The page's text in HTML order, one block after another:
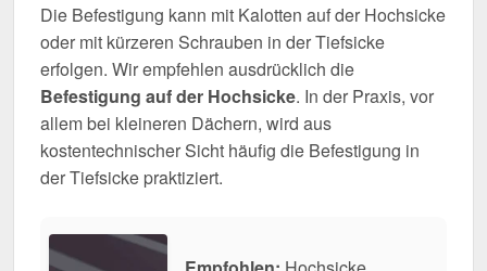
Die Befestigung kann mit Kalotten auf der Hochsicke
oder mit kürzeren Schrauben in der Tiefsicke
erfolgen. Wir empfehlen ausdrücklich die
Befestigung auf der Hochsicke. In der Praxis, vor
allem bei kleineren Dächern, wird aus
kostentechnischer Sicht häufig die Befestigung in
der Tiefsicke praktiziert.